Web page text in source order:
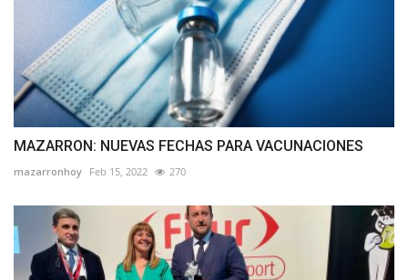
MAZARRON: NUEVAS FECHAS PARA VACUNACIONES
mazarronhoy Feb 15, 2022 270